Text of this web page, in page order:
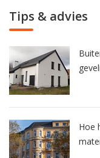
Tips & advies
Hoe